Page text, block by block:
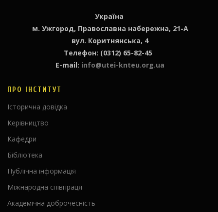
Україна
м. Ужгород, Православна набережна, 21-А
вул. Коритнянська, 4
Телефон: (0312) 65-82-45
E-mail: info@utei-knteu.org.ua
ПРО ІНСТИТУТ
Історична довідка
Керівництво
Кафедри
Бібліотека
Публічна інформація
Міжнародна співпраця
Академічна доброчесність